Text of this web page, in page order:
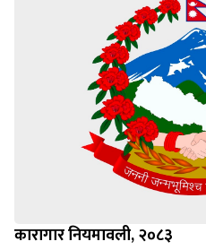
कारागार नियमावली, २०८३